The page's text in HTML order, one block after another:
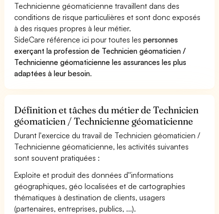
Technicienne géomaticienne travaillent dans des
conditions de risque particulières et sont donc exposés
à des risques propres à leur métier.
SideCare référence ici pour toutes lespersonnes
exerçant la profession de Technicien géomaticien /
Technicienne géomaticienne les assurances les plus
adaptées à leur besoin.
Définition et tâches du métier de Technicien
géomaticien / Technicienne géomaticienne
Durant l'exercice du travail de Technicien géomaticien /
Technicienne géomaticienne, les activités suivantes
sont souvent pratiquées :
Exploite et produit des données d''informations
géographiques, géo localisées et de cartographies
thématiques à destination de clients, usagers
(partenaires, entreprises, publics, ...).